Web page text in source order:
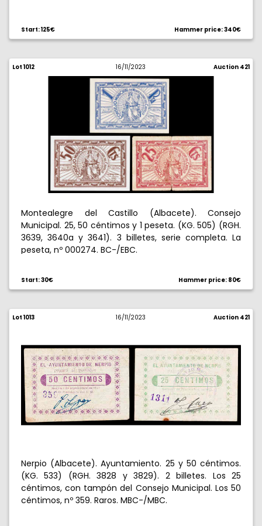
Start: 125€ Hammer price: 340€
Lot 1012 16/11/2023 Auction 421
Montealegre del Castillo (Albacete). Consejo
Municipal. 25, 50 céntimos y 1 peseta. (KG. 505) (RGH.
3639, 3640a y 3641). 3 billetes, serie completa. La
peseta, nº 000274. BC-/EBC.
Start: 30€ Hammer price: 80€
Lot 1013 16/11/2023 Auction 421
Nerpio (Albacete). Ayuntamiento. 25 y 50 céntimos.
(KG. 533) (RGH. 3828 y 3829). 2 billetes. Los 25
céntimos, con tampón del Consejo Municipal. Los 50
céntimos, nº 359. Raros. MBC-/MBC.